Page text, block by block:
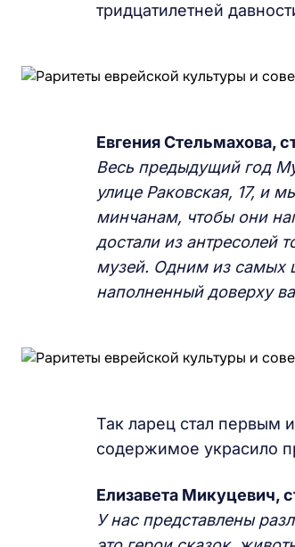
тридцатилетней
Евгения Стельмахова,
Весь предыдущий год М
улице Раковская, 17, и
минчанам, чтобы они
достали из антресолей
музей. Одним из самых
наполненный доверху
Так ларец стал первым
содержимое украсило
Елизавета Микуцевич,
У нас представлены